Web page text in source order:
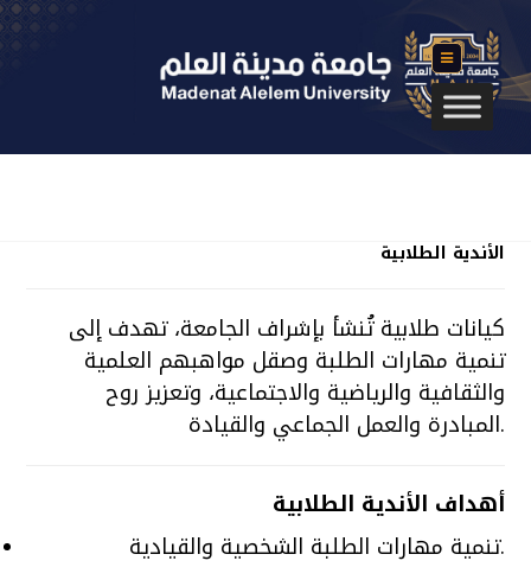
الأندية الطلابية
كيانات طلابية تُنشأ بإشراف الجامعة، تهدف إلى
تنمية مهارات الطلبة وصقل مواهبهم العلمية
والثقافية والرياضية والاجتماعية، وتعزيز روح
المبادرة والعمل الجماعي والقيادة.
أهداف الأندية الطلابية
تنمية مهارات الطلبة الشخصية والقيادية.